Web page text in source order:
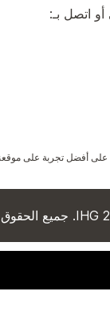
اتصل بـ:
أفضل تجربة على